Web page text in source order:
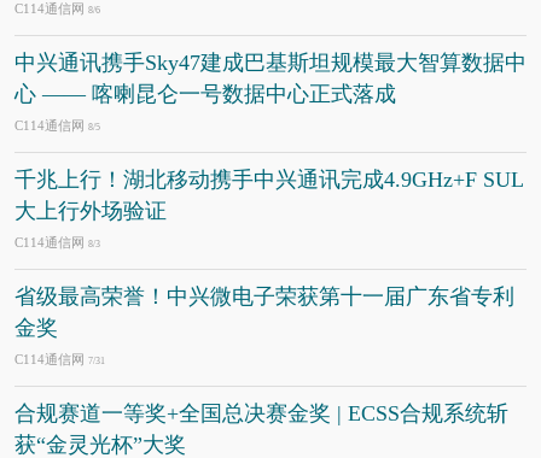
C114通信网 8/6
中兴通讯携手Sky47建成巴基斯坦规模最大智算数据中
心 —— 喀喇昆仑一号数据中心正式落成
C114通信网 8/5
千兆上行！湖北移动携手中兴通讯完成4.9GHz+F SUL
大上行外场验证
C114通信网 8/3
省级最高荣誉！中兴微电子荣获第十一届广东省专利
金奖
C114通信网 7/31
合规赛道一等奖+全国总决赛金奖 | ECSS合规系统斩
获“金灵光杯”大奖